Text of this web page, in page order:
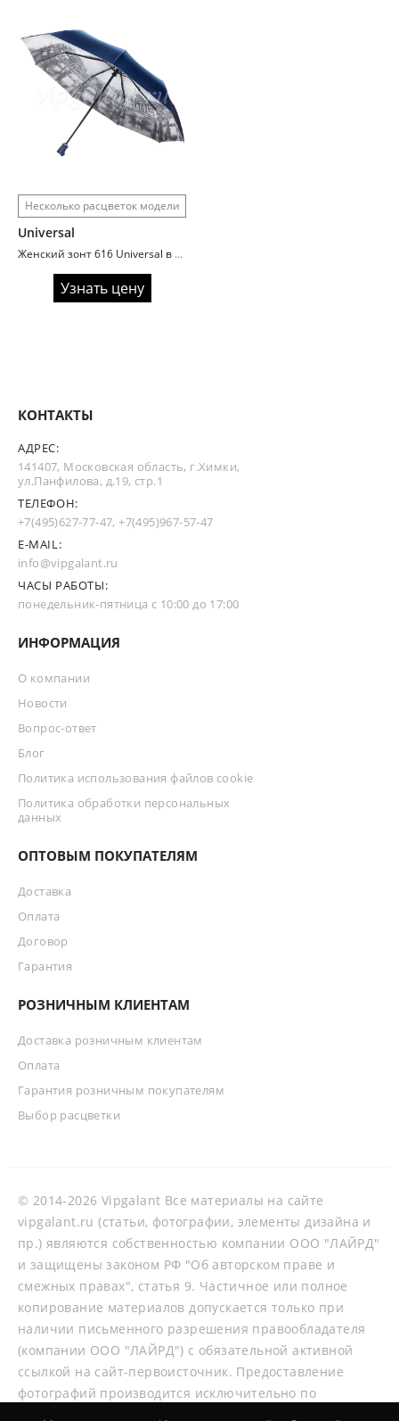
Несколько расцветок модели
Universal
Женский зонт 616 Universal в три сложения серебро внутри
Узнать цену
КОНТАКТЫ
АДРЕС:
141407, Московская область, г.Химки,
ул.Панфилова, д.19, стр.1
ТЕЛЕФОН:
+7(495)627-77-47,+7(495)967-57-47
E-MAIL:
info@vipgalant.ru
ЧАСЫ РАБОТЫ:
понедельник-пятница с 10:00 до 17:00
ИНФОРМАЦИЯ
О компании
Новости
Вопрос-ответ
Блог
Политика использования файлов cookie
Политика обработки персональных
данных
ОПТОВЫМ ПОКУПАТЕЛЯМ
Доставка
Оплата
Договор
Гарантия
РОЗНИЧНЫМ КЛИЕНТАМ
Доставка розничным клиентам
Оплата
Гарантия розничным покупателям
Выбор расцветки
© 2014-2026 Vipgalant Все материалы на сайте
vipgalant.ru (статьи, фотографии, элементы дизайна и
пр.) являются собственностью компании ООО "ЛАЙРД"
и защищены законом РФ "Об авторском праве и
смежных правах", статья 9. Частичное или полное
копирование материалов допускается только при
наличии письменного разрешения правообладателя
(компании ООО "ЛАЙРД") с обязательной активной
ссылкой на сайт-первоисточник. Предоставление
фотографий производится исключительно по